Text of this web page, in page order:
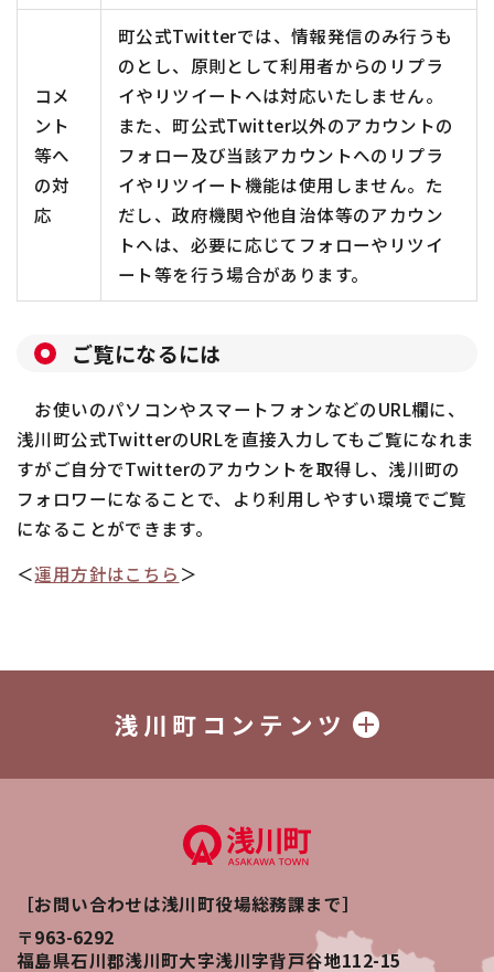
コメ
ント
等へ
の対
応
町公式Twitterでは、情報発信のみ行うも
のとし、原則として利用者からのリプラ
イやリツイートへは対応いたしません。
また、町公式Twitter以外のアカウントの
フォロー及び当該アカウントへのリプラ
イやリツイート機能は使用しません。た
だし、政府機関や他自治体等のアカウン
トへは、必要に応じてフォローやリツイ
ート等を行う場合があります。
ご覧になるには
お使いのパソコンやスマートフォンなどのURL欄に、
浅川町公式TwitterのURLを直接入力してもご覧になれま
すがご自分でTwitterのアカウントを取得し、浅川町の
フォロワーになることで、より利用しやすい環境でご覧
になることができます。
＜運用方針はこちら ＞
浅川町コンテンツ
［お問い合わせは浅川町役場総務課まで］
〒963-6292
福島県石川郡浅川町大字浅川字背戸谷地112-15